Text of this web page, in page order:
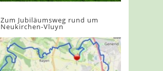
Zum Jubiläumsweg rund um
Neukirchen-Vluyn